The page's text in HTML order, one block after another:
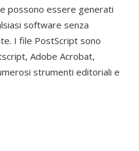
possono essere generati
software senza
I file PostScript sono
Adobe Acrobat,
strumenti editoriali e